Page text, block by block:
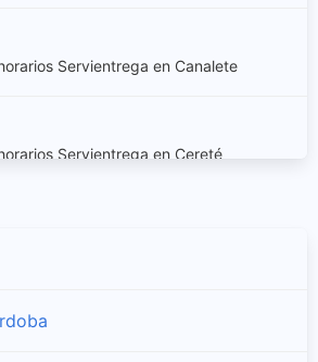
Servientrega en Canalete
Servientrega en Cereté
Servientrega en Chinú